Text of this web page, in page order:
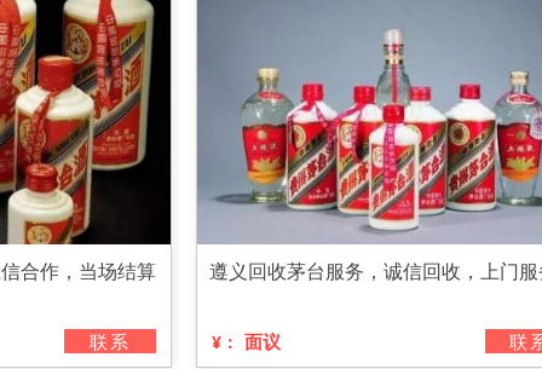
合作，当场结算
联系
遵义回收茅台服务，诚信回收，上门
¥： 面议 联